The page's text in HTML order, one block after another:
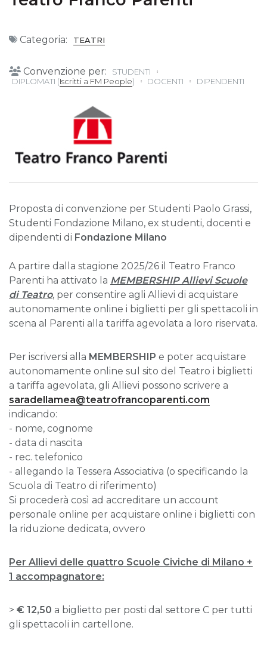
Categoria: TEATRI
Convenzione per:
STUDENTI
DIPLOMATI (Iscritti a FM People) DOCENTI DIPENDENTI
Proposta di convenzione per Studenti Paolo Grassi,
Studenti Fondazione Milano, ex studenti, docenti e
dipendenti di Fondazione Milano
A partire dalla stagione 2025/26 il Teatro Franco
Parenti ha attivato la MEMBERSHIP Allievi Scuole
di Teatro, per consentire agli Allievi di acquistare
autonomamente online i biglietti per gli spettacoli in
scena al Parenti alla tariffa agevolata a loro riservata.
Per iscriversi alla MEMBERSHIP e poter acquistare
autonomamente online sul sito del Teatro i biglietti
a tariffa agevolata, gli Allievi possono scrivere a
saradellamea@teatrofrancoparenti.com
indicando:
- nome, cognome
- data di nascita
- rec. telefonico
- allegando la Tessera Associativa (o specificando la
Scuola di Teatro di riferimento)
Si procederà così ad accreditare un account
personale online per acquistare online i biglietti con
la riduzione dedicata, ovvero
Per Allievi delle quattro Scuole Civiche di Milano +
1 accompagnatore:
> € 12,50 a biglietto per posti dal settore C per tutti
gli spettacoli in cartellone.